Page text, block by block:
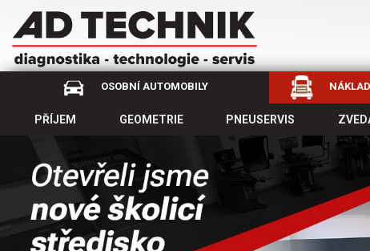
OSOBNÍ AUTOMOBILY
PŘÍJEM GEOMETRIE PNEUSERVIS